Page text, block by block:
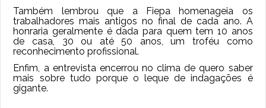
Também lembrou que a Fiepa homenageia os
trabalhadores mais antigos no final de cada ano. A
honraria geralmente é dada para quem tem 10 anos
de casa, 30 ou até 50 anos, um troféu como
reconhecimento profissional.
Enfim, a entrevista encerrou no clima de quero saber
mais sobre tudo porque o leque de indagações é
gigante.